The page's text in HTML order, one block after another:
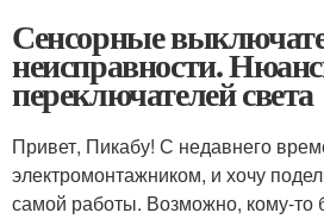
Сенсорные
неисправности.
переключателей света
Привет, Пикабу! С недавнего
электромонтажником, и хочу
самой работы. Возможно, кому-то